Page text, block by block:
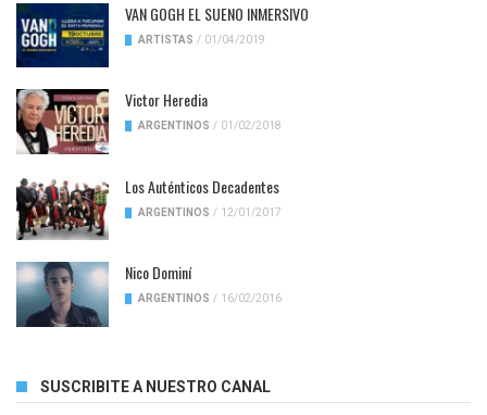
VAN GOGH EL SUENO INMERSIVO
ARTISTAS / 01/04/2019
Victor Heredia
ARGENTINOS / 01/02/2018
Los Auténticos Decadentes
ARGENTINOS / 12/01/2017
Nico Dominí
ARGENTINOS / 16/02/2016
SUSCRIBITE A NUESTRO CANAL